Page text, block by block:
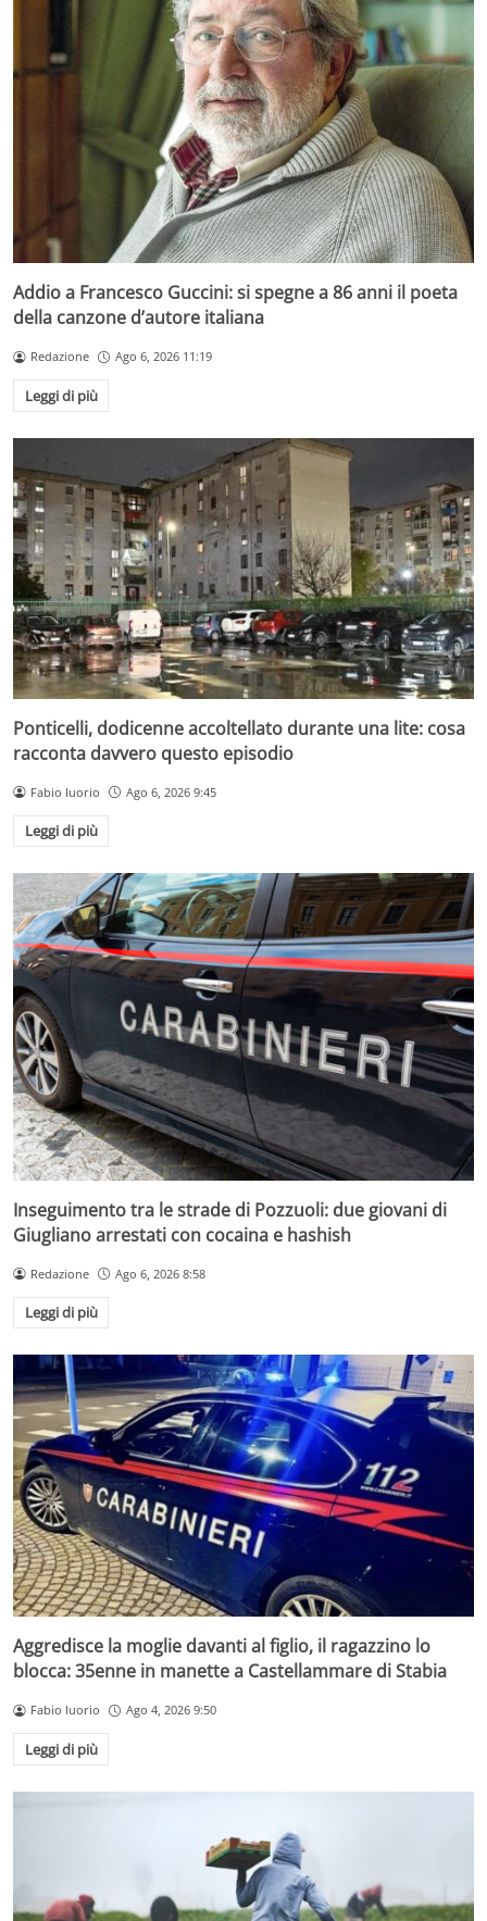
Addio a Francesco Guccini: si spegne a 86 anni il poeta
della canzone d’autore italiana
Redazione Ago 6, 2026 11:19
Leggi di più
Ponticelli, dodicenne accoltellato durante una lite: cosa
racconta davvero questo episodio
Fabio Iuorio Ago 6, 2026 9:45
Leggi di più
Inseguimento tra le strade di Pozzuoli: due giovani di
Giugliano arrestati con cocaina e hashish
Redazione Ago 6, 2026 8:58
Leggi di più
Aggredisce la moglie davanti al figlio, il ragazzino lo
blocca: 35enne in manette a Castellammare di Stabia
Fabio Iuorio Ago 4, 2026 9:50
Leggi di più